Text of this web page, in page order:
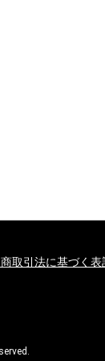
取引法に基づく表